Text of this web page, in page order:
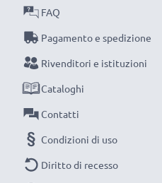
AC Adapter / Power
Marca: subtel
Collegamento 1: Connettore
Tensione di uscita / Output
Amperaggio / Output
Potenza / Power Watt: 2.5W
FAQ
Pagamento e spedizione
Rivenditori e istituzioni
Cataloghi
Contatti
Condizioni di uso
Diritto di recesso